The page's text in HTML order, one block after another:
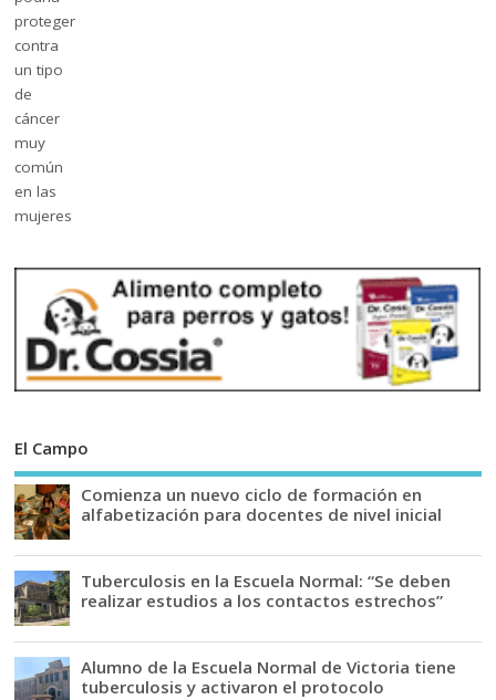
El Campo
Comienza un nuevo ciclo de formación en
alfabetización para docentes de nivel inicial
Tuberculosis en la Escuela Normal: “Se deben
realizar estudios a los contactos estrechos”
Alumno de la Escuela Normal de Victoria tiene
tuberculosis y activaron el protocolo